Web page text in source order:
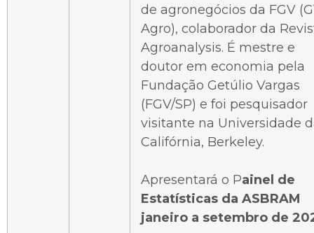
de agronegócios da FGV
Agro), colaborador da
Agroanalysis. É mestre e
doutor em economia pela
Fundação Getúlio Vargas
(FGV/SP) e foi pesquisador
visitante na Universidade
Califórnia, Berkeley.
Apresentará o Painel de
Estatísticas da ASBRAM
janeiro a setembro de